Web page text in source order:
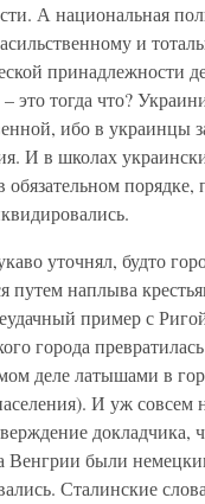
А национальная
и
принадлежности
это тогда что?
ибо в украинцы
И в школах
обязательном порядке,
уточнял, будто
путем наплыва
пример с
города
деле латышами в
И уж совсем
докладчика,
Венгрии были
Сталинские